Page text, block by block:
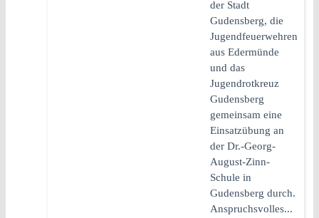
der Stadt
Gudensberg, die
Jugendfeuerwehren
aus Edermünde
und das
Jugendrotkreuz
Gudensberg
gemeinsam eine
Einsatzübung an
der Dr.-Georg-
August-Zinn-
Schule in
Gudensberg durch.
Anspruchsvolles...